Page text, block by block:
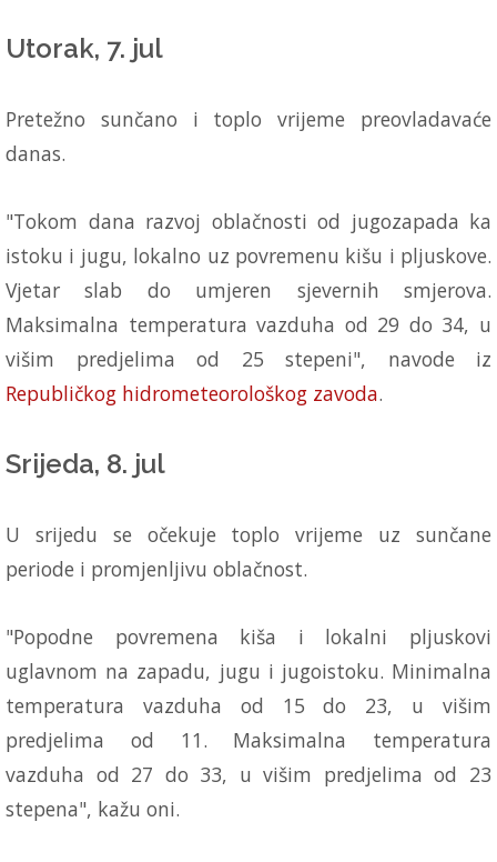
Utorak, 7. jul
Pretežno sunčano i toplo vrijeme preovladavaće
danas.
"Tokom dana razvoj oblačnosti od jugozapada ka
istoku i jugu, lokalno uz povremenu kišu i pljuskove.
Vjetar slab do umjeren sjevernih smjerova.
Maksimalna temperatura vazduha od 29 do 34, u
višim predjelima od 25 stepeni", navode iz
Republičkog hidrometeorološkog zavoda.
Srijeda, 8. jul
U srijedu se očekuje toplo vrijeme uz sunčane
periode i promjenljivu oblačnost.
"Popodne povremena kiša i lokalni pljuskovi
uglavnom na zapadu, jugu i jugoistoku. Minimalna
temperatura vazduha od 15 do 23, u višim
predjelima od 11. Maksimalna temperatura
vazduha od 27 do 33, u višim predjelima od 23
stepena", kažu oni.